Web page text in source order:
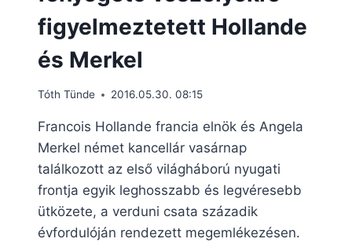
figyelmeztetett Hollande
és Merkel
Tóth Tünde 2016.05.30. 08:15
Francois Hollande francia elnök és Angela
Merkel német kancellár vasárnap
találkozott az első világháború nyugati
frontja egyik leghosszabb és legvéresebb
ütközete, a verduni csata századik
évfordulóján rendezett megemlékezésen.